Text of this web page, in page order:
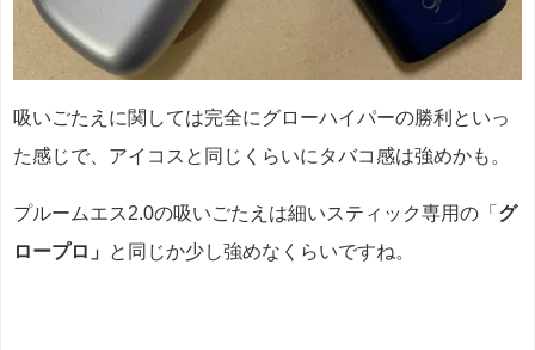
吸いごたえに関しては完全にグローハイパーの勝利といっ
た感じで、アイコスと同じくらいにタバコ感は強めかも。
プルームエス2.0の吸いごたえは細いスティック専用の「 グ
ロープロ」
と同じか少し強めなくらいですね。